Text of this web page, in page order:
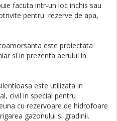
facuta intr-un loc inchis sau
pentru rezerve de apa,
este proiectata
si in prezenta aerului in
este utilizata in
civil in special pentru
cu rezervoare de hidrofoare
gazonului si gradinii.